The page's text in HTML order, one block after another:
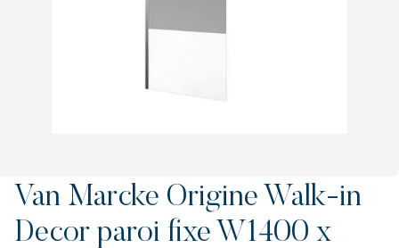
Van Marcke Origine Walk-in
Decor paroi fixe W1400 x